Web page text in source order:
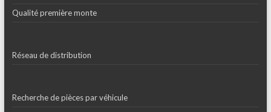
Qualité première monte
Réseau de distribution
Recherche de pièces par véhicule